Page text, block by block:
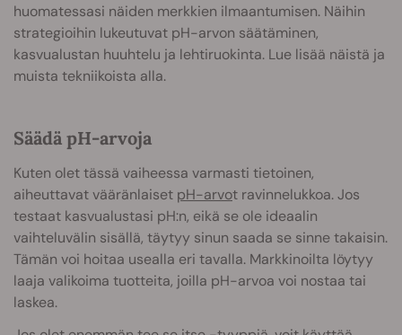
huomatessasi näiden merkkien ilmaantumisen. Näihin
strategioihin lukeutuvat pH-arvon säätäminen,
kasvualustan huuhtelu ja lehtiruokinta. Lue lisää näistä ja
muista tekniikoista alla.
Säädä pH-arvoja
Kuten olet tässä vaiheessa varmasti tietoinen,
aiheuttavat vääränlaiset pH-arvot ravinnelukkoa. Jos
testaat kasvualustasi pH:n, eikä se ole ideaalin
vaihteluvälin sisällä, täytyy sinun saada se sinne takaisin.
Tämän voi hoitaa usealla eri tavalla. Markkinoilta löytyy
laaja valikoima tuotteita, joilla pH-arvoa voi nostaa tai
laskea.